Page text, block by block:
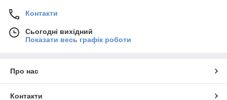
Контакти
Сьогодні вихідний
Показати весь графік роботи
Про нас
Контакти